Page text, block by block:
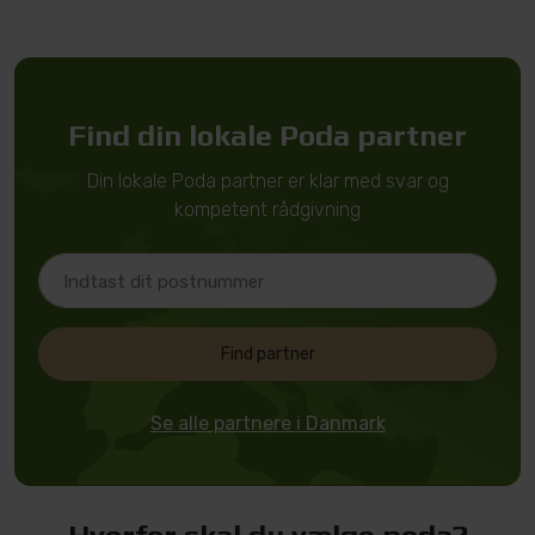
Find din lokale Poda partner
Din lokale Poda partner er klar med svar og
kompetent rådgivning
Find partner
Se alle partnere i Danmark